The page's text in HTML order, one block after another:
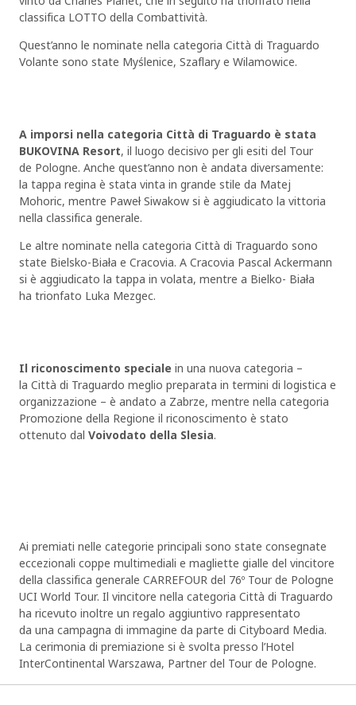
classifica LOTTO della Combattività.
Quest’anno le nominate nella categoria Città di Traguardo
Volante sono state Myślenice, Szaflary e Wilamowice.
A imporsi nella categoria Città di Traguardo è stata
BUKOVINA Resort, il luogo decisivo per gli esiti del Tour
de Pologne. Anche quest’anno non è andata diversamente:
la tappa regina è stata vinta in grande stile da Matej
Mohoric, mentre Paweł Siwakow si è aggiudicato la vittoria
nella classifica generale.
Le altre nominate nella categoria Città di Traguardo sono
state Bielsko-Biała e Cracovia. A Cracovia Pascal Ackermann
si è aggiudicato la tappa in volata, mentre a Bielko- Biała
ha trionfato Luka Mezgec.
Il riconoscimento speciale in una nuova categoria –
la Città di Traguardo meglio preparata in termini di logistica e
organizzazione – è andato a Zabrze, mentre nella categoria
Promozione della Regione il riconoscimento è stato
ottenuto dal Voivodato della Slesia.
Ai premiati nelle categorie principali sono state consegnate
eccezionali coppe multimediali e magliette gialle del vincitore
della classifica generale CARREFOUR del 76º Tour de Pologne
UCI World Tour. Il vincitore nella categoria Città di Traguardo
ha ricevuto inoltre un regalo aggiuntivo rappresentato
da una campagna di immagine da parte di Cityboard Media.
La cerimonia di premiazione si è svolta presso l’Hotel
InterContinental Warszawa, Partner del Tour de Pologne.